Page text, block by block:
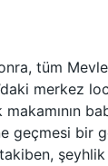
tüm
merkez
geçmesi bir
şeyhlik